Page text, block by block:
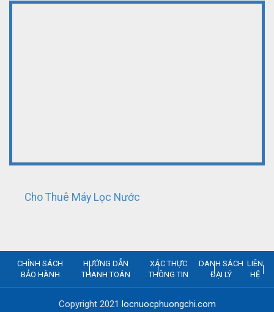
Cho Thuê Máy Lọc Nước
CHÍNH SÁCH
BẢO HÀNH
HƯỚNG DẪN
THANH TOÁN
XÁC THỰC
THÔNG TIN
DANH SÁCH
ĐẠI LÝ
LIÊN
HỆ
Copyright 2021 locnuocphuongchi.com